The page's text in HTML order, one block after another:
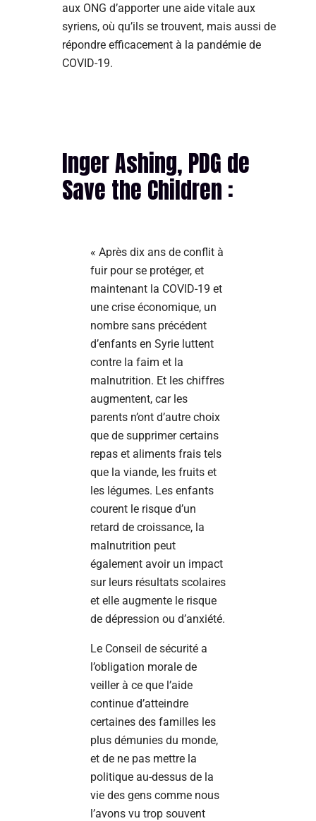
aux ONG d’apporter une aide vitale aux
syriens, où qu’ils se trouvent, mais aussi de
répondre efficacement à la pandémie de
COVID-19.
Inger Ashing, PDG de
Save the Children :
« Après dix ans de conflit à
fuir pour se protéger, et
maintenant la COVID-19 et
une crise économique, un
nombre sans précédent
d’enfants en Syrie luttent
contre la faim et la
malnutrition. Et les chiffres
augmentent, car les
parents n’ont d’autre choix
que de supprimer certains
repas et aliments frais tels
que la viande, les fruits et
les légumes. Les enfants
courent le risque d’un
retard de croissance, la
malnutrition peut
également avoir un impact
sur leurs résultats scolaires
et elle augmente le risque
de dépression ou d’anxiété.
Le Conseil de sécurité a
l’obligation morale de
veiller à ce que l’aide
continue d’atteindre
certaines des familles les
plus démunies du monde,
et de ne pas mettre la
politique au-dessus de la
vie des gens comme nous
l’avons vu trop souvent